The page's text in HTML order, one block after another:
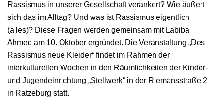
Rassismus in unserer Gesellschaft verankert? Wie äußert
sich das im Alltag? Und was ist Rassismus eigentlich
(alles)? Diese Fragen werden gemeinsam mit Labiba
Ahmed am 10. Oktober ergründet. Die Veranstaltung „Des
Rassismus neue Kleider“ findet im Rahmen der
interkulturellen Wochen in den Räumlichkeiten der Kinder-
und Jugendeinrichtung „Stellwerk“ in der Riemansstraße 2
in Ratzeburg statt.